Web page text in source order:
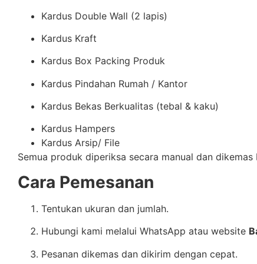
Kardus Double Wall (2 lapis)
Kardus Kraft
Kardus Box Packing Produk
Kardus Pindahan Rumah / Kantor
Kardus Bekas Berkualitas (tebal & kaku)
Kardus Hampers
Kardus Arsip/ File
Semua produk diperiksa secara manual dan
Cara Pemesanan
Tentukan ukuran dan jumlah.
Hubungi kami melalui WhatsApp atau website
Pesanan dikemas dan dikirim dengan cepat.